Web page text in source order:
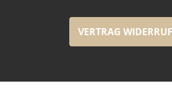
VERTRAG